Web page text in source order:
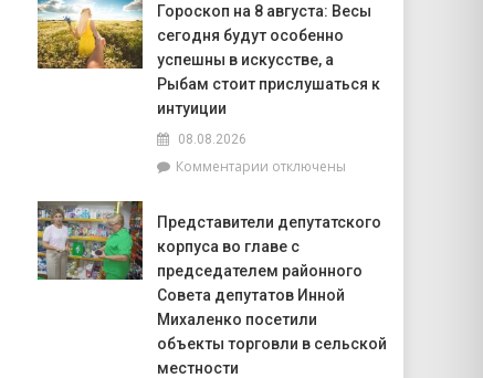
20
июля
по
20
проходит
конкурс
«Лучшая
придомовая
территория
Гороскоп на 8 августа: Весы
сегодня будут особенно
успешны в искусстве, а
Рыбам стоит прислушаться к
интуиции
08.08.2026
Комментариик
на
8
августа:
Весы
сегодня
особенно
отключены
Представители депутатского
корпуса во главе с
председателем районного
Совета депутатов Инной
Михаленко посетили
объекты торговли в сельской
местности